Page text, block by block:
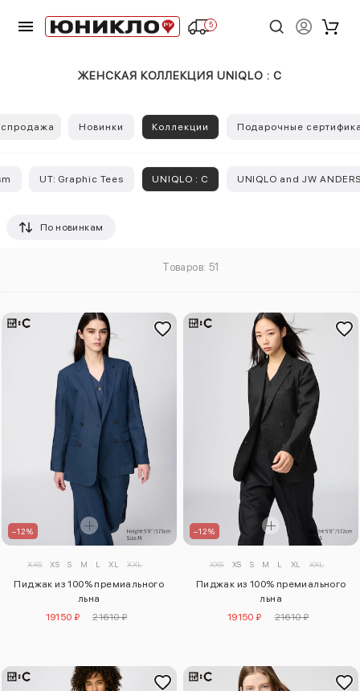
5
ЖЕНСКАЯ КОЛЛЕКЦИЯ UNIQLO : C
Новинки Коллекции Подарочные
UT: Graphic Tees UNIQLO : C UNIQLO and JW
По новинкам
Товаров: 51
–12%
XXS XS S M L XL XXL
Пиджак из 100% премиального
льна
19150 ₽
21610 ₽
–12%
XXS XS S M L XL XXL
Пиджак из 100% премиального
льна
19150 ₽
21610 ₽